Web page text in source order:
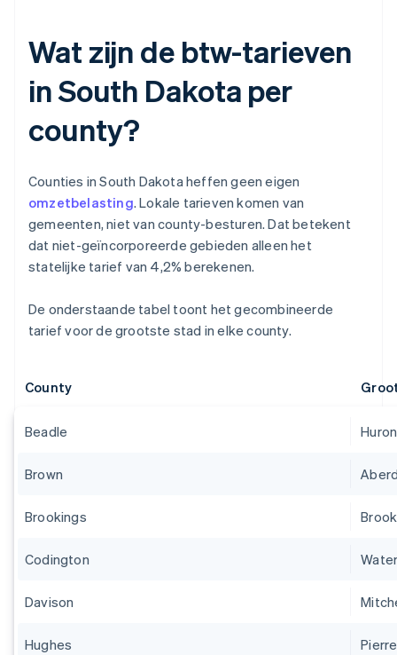
Wat zijn de btw-tarieven
in South Dakota per
county?
Counties in South Dakota heffen geen eigen
omzetbelasting. Lokale tarieven komen van
gemeenten, niet van county-besturen. Dat betekent
dat niet-geïncorporeerde gebieden alleen het
statelijke tarief van 4,2% berekenen.
De onderstaande tabel toont het gecombineerde
tarief voor de grootste stad in elke county.
County
Beadle Huron
Brown
Brookings
Codington
Davison
Hughes Pierre